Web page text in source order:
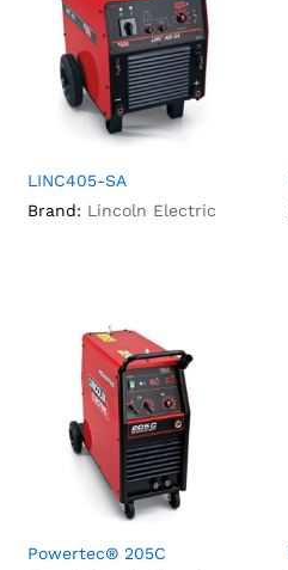
LINC405-SA
Brand: Lincoln Electric
Powertec® 205C